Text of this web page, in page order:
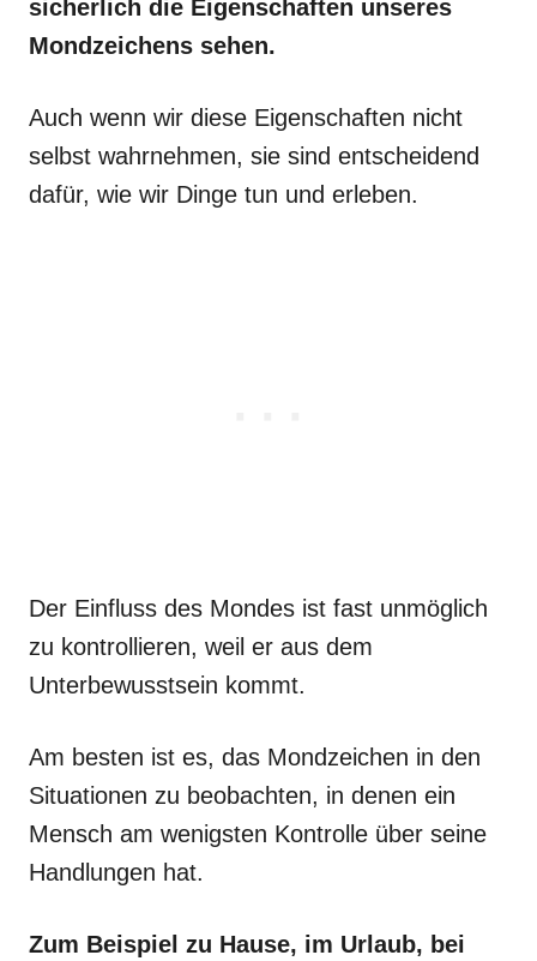
sicherlich die Eigenschaften unseres
Mondzeichens sehen.
Auch wenn wir diese Eigenschaften nicht
selbst wahrnehmen, sie sind entscheidend
dafür, wie wir Dinge tun und erleben.
Der Einfluss des Mondes ist fast unmöglich
zu kontrollieren, weil er aus dem
Unterbewusstsein kommt.
Am besten ist es, das Mondzeichen in den
Situationen zu beobachten, in denen ein
Mensch am wenigsten Kontrolle über seine
Handlungen hat.
Zum Beispiel zu Hause, im Urlaub, bei